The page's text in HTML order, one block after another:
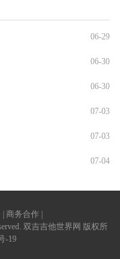
06-29
06-30
06-30
07-03
07-03
07-04
商务合作 |
双吉吉他世界网 版权所
-19